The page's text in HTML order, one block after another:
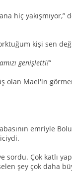
hiç
kişi sen
genişletti!”
olan Mael'in
emriyle
sordu. Çok katlı
şey çok daha